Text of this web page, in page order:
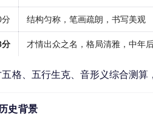
分 结构匀称，笔画疏朗，书写美观
分 才情出众之名，格局清雅，中年
五格、五行生克、音形义综合测算
史背景